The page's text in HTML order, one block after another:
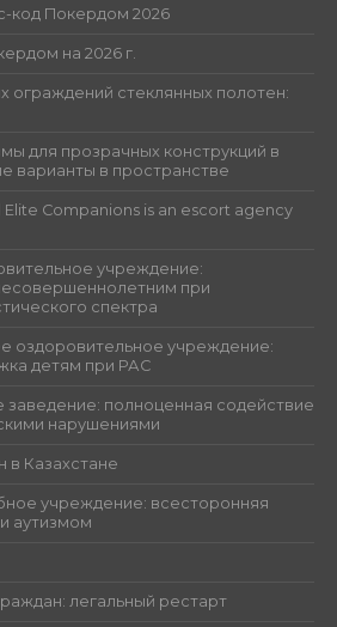
код Покердом 2026
на 2026 г.
ограждений стеклянных полотен:
для прозрачных конструкций в
варианты в пространстве
Companions is an escort agency
учреждение:
при
спектра
оздоровительное учреждение:
детям при РАС
заведение: полноценная содействие
нарушениями
в Казахстане
учреждение: всесторонняя
аутизмом
легальный рестарт